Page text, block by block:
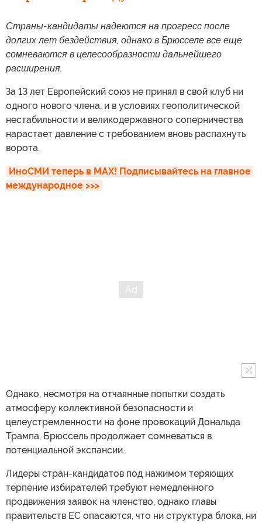
Страны-кандидаты надеются на прогресс после
долгих лет бездействия, однако в Брюсселе все еще
сомневаются в целесообразности дальнейшего
расширения.
За 13 лет Европейский союз не принял в свой клуб ни
одного нового члена, и в условиях геополитической
нестабильности и великодержавного соперничества
нарастает давление с требованием вновь распахнуть
ворота.
ИноСМИ теперь в MAX! Подписывайтесь на главное
международное >>>
Однако, несмотря на отчаянные попытки создать
атмосферу коллективной безопасности и
целеустремленности на фоне провокаций Дональда
Трампа, Брюссель продолжает сомневаться в
потенциальной экспансии.
Лидеры стран-кандидатов под нажимом теряющих
терпение избирателей требуют немедленного
продвижения заявок на членство, однако главы
правительств ЕС опасаются, что ни структура блока, ни